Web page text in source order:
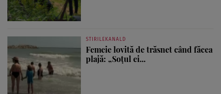
STIRILEKANALD
Femeie lovită de trăsnet când făcea
plajă: „Soțul ei...